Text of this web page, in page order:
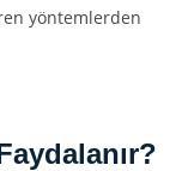
yöntemlerden